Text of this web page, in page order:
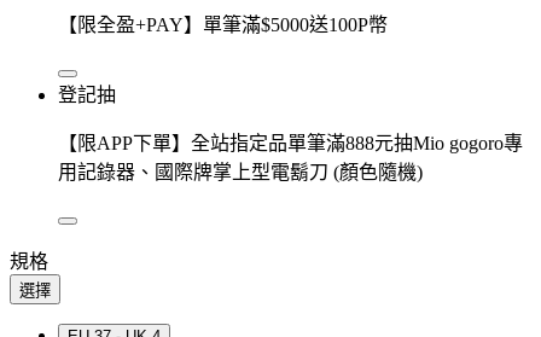
【限全盈+PAY】單筆滿$5000送100P幣
登記抽
【限APP下單】全站指定品單筆滿888元抽Mio gogoro專
用記錄器、國際牌掌上型電鬍刀 (顏色隨機)
規格
選擇